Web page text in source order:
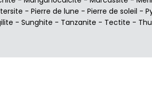
- Pierre de lune - Pierre de soleil -
- Sunghite - Tanzanite - Tectite -